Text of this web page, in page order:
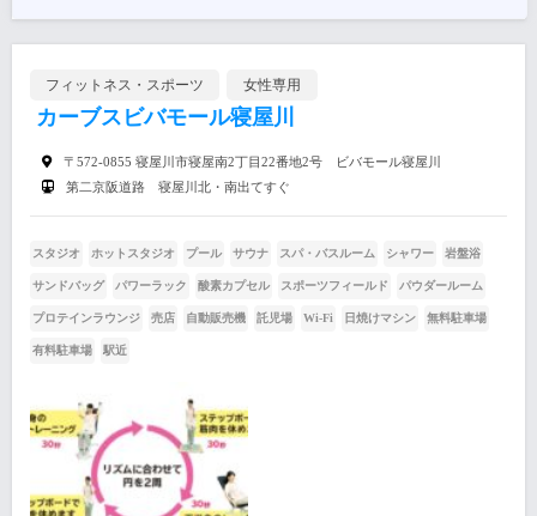
フィットネス・スポーツ 女性専用
カーブスビバモール寝屋川
〒572-0855 寝屋川市寝屋南2丁目22番地2号 ビバモール寝屋川
第二京阪道路 寝屋川北・南出てすぐ
スタジオ ホットスタジオ プール サウナ スパ・バスルーム シャワー 岩盤浴
サンドバッグ パワーラック 酸素カプセル スポーツフィールド パウダールーム
プロテインラウンジ 売店 自動販売機 託児場 Wi-Fi 日焼けマシン 無料駐車場
有料駐車場 駅近